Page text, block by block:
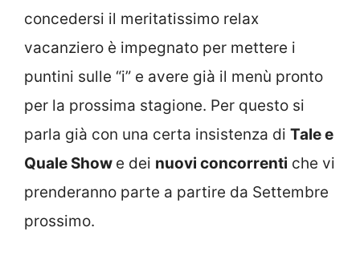
concedersi il meritatissimo relax
vacanziero è impegnato per mettere i
puntini sulle “i” e avere già il menù pronto
per la prossima stagione. Per questo si
parla già con una certa insistenza di Tale e
Quale Show e dei nuovi concorrenti che vi
prenderanno parte a partire da Settembre
prossimo.